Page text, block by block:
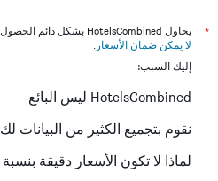
*
يحاول HotelsCombined بشكل دائم الحصول على الأسعار الدقيقة، ولكن
لا يمكن ضمان الأسعار .
إليك السبب:
HotelsCombined ليس البائع
نقوم بتجميع الكثير من البيانات لك
لماذا لا تكون الأسعار دقيقة بنسبة 100٪؟